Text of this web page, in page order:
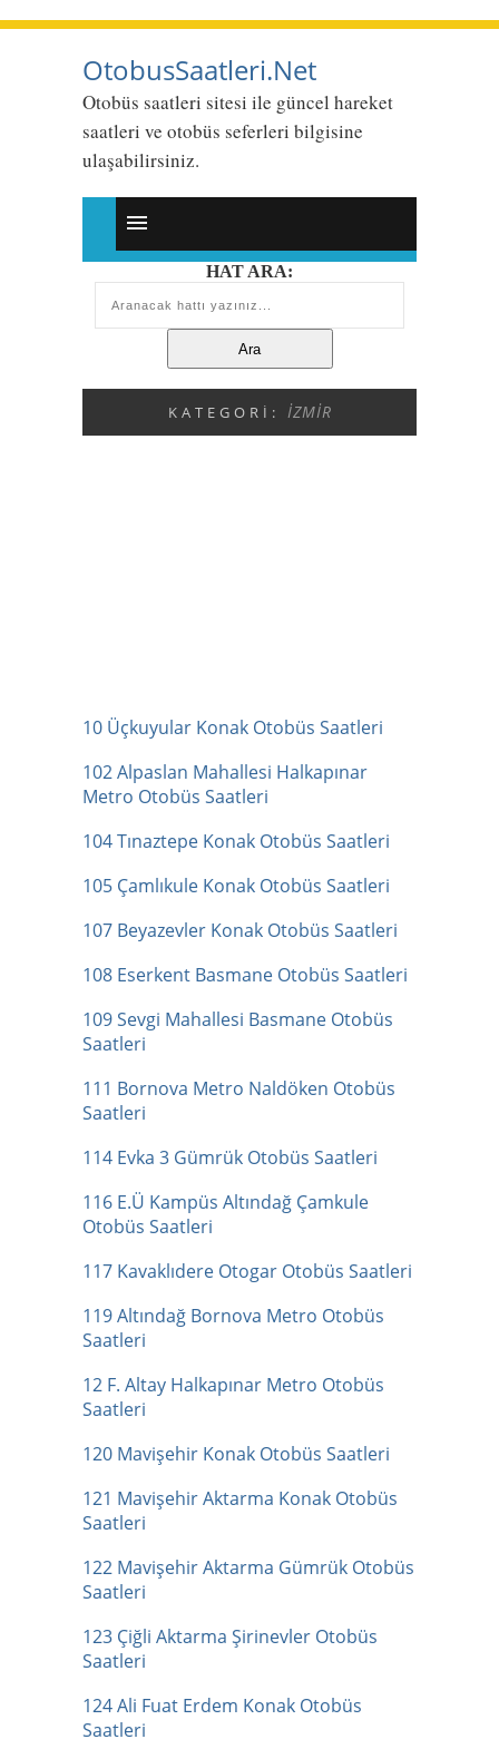
OtobusSaatleri.Net
Otobüs saatleri sitesi ile güncel hareket
saatleri ve otobüs seferleri bilgisine
ulaşabilirsiniz.
HAT ARA:
KATEGORI: İZMIR
10 Üçkuyular Konak Otobüs Saatleri
102 Alpaslan Mahallesi Halkapınar
Metro Otobüs Saatleri
104 Tınaztepe Konak Otobüs Saatleri
105 Çamlıkule Konak Otobüs Saatleri
107 Beyazevler Konak Otobüs Saatleri
108 Eserkent Basmane Otobüs Saatleri
109 Sevgi Mahallesi Basmane Otobüs
Saatleri
111 Bornova Metro Naldöken Otobüs
Saatleri
114 Evka 3 Gümrük Otobüs Saatleri
116 E.Ü Kampüs Altındağ Çamkule
Otobüs Saatleri
117 Kavaklıdere Otogar Otobüs Saatleri
119 Altındağ Bornova Metro Otobüs
Saatleri
12 F. Altay Halkapınar Metro Otobüs
Saatleri
120 Mavişehir Konak Otobüs Saatleri
121 Mavişehir Aktarma Konak Otobüs
Saatleri
122 Mavişehir Aktarma Gümrük Otobüs
Saatleri
123 Çiğli Aktarma Şirinevler Otobüs
Saatleri
124 Ali Fuat Erdem Konak Otobüs
Saatleri